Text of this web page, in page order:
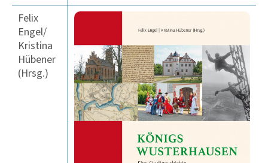
Felix
Engel/
Kristina
Hübener
(Hrsg.)